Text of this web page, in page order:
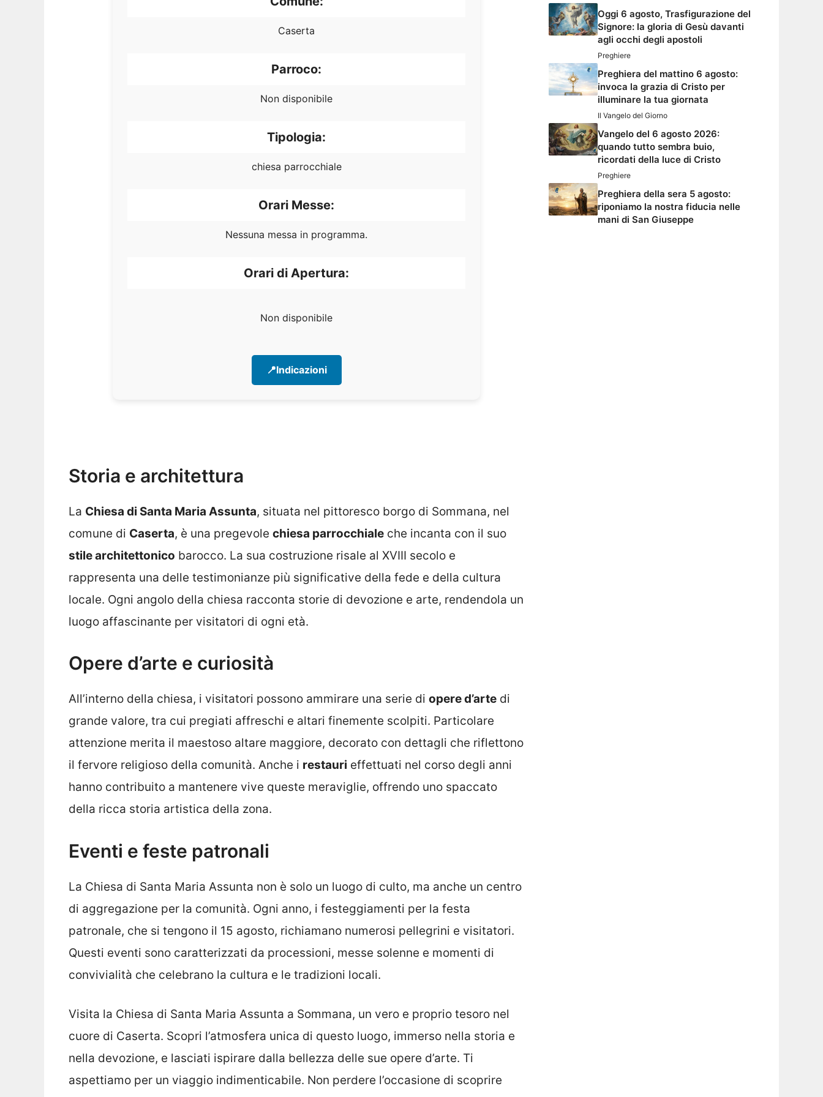
Caserta
Parroco:
Non disponibile
Tipologia:
chiesa parrocchiale
Orari Messe:
Nessuna messa in programma.
Orari di Apertura:
Non disponibile
📍Indicazioni
Storia e architettura
La Chiesa di Santa Maria Assunta, situata nel pittoresco borgo di Sommana, nel
comune di Caserta, è una pregevole chiesa parrocchiale che incanta con il suo
stile architettonico barocco. La sua costruzione risale al XVIII secolo e
rappresenta una delle testimonianze più significative della fede e della cultura
locale. Ogni angolo della chiesa racconta storie di devozione e arte, rendendola un
luogo affascinante per visitatori di ogni età.
Opere d’arte e curiosità
All’interno della chiesa, i visitatori possono ammirare una serie di opere d’arte di
grande valore, tra cui pregiati affreschi e altari finemente scolpiti. Particolare
attenzione merita il maestoso altare maggiore, decorato con dettagli che riflettono
il fervore religioso della comunità. Anche i restauri effettuati nel corso degli anni
hanno contribuito a mantenere vive queste meraviglie, offrendo uno spaccato
della ricca storia artistica della zona.
Eventi e feste patronali
La Chiesa di Santa Maria Assunta non è solo un luogo di culto, ma anche un centro
di aggregazione per la comunità. Ogni anno, i festeggiamenti per la festa
patronale, che si tengono il 15 agosto, richiamano numerosi pellegrini e visitatori.
Questi eventi sono caratterizzati da processioni, messe solenne e momenti di
convivialità che celebrano la cultura e le tradizioni locali.
Visita la Chiesa di Santa Maria Assunta a Sommana, un vero e proprio tesoro nel
cuore di Caserta. Scopri l’atmosfera unica di questo luogo, immerso nella storia e
nella devozione, e lasciati ispirare dalla bellezza delle sue opere d’arte. Ti
aspettiamo per un viaggio indimenticabile. Non perdere l’occasione di scoprire
Oggi 6 agosto, Trasfigurazione del
Signore: la gloria di Gesù davanti
agli occhi degli apostoli
Preghiere
Preghiera del mattino 6 agosto:
invoca la grazia di Cristo per
illuminare la tua giornata
Il Vangelo del Giorno
Vangelo del 6 agosto 2026:
quando tutto sembra buio,
ricordati della luce di Cristo
Preghiere
Preghiera della sera 5 agosto:
riponiamo la nostra fiducia nelle
mani di San Giuseppe